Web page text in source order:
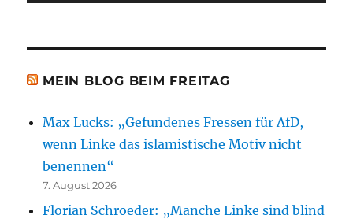
MEIN BLOG BEIM FREITAG
Max Lucks: „Gefundenes Fressen für AfD,
wenn Linke das islamistische Motiv nicht
benennen“
7. August 2026
Florian Schroeder: „Manche Linke sind blind